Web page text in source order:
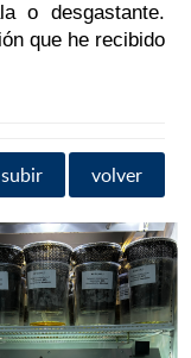
o desgastante.
que he recibido
subir volver